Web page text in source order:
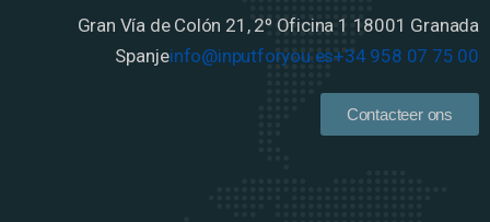
Gran Vía de Colón 21, 2º Oficina 1 18001 Granada
Spanjeinfo@inputforyou.es+34 958 07 75 00
Contacteer ons